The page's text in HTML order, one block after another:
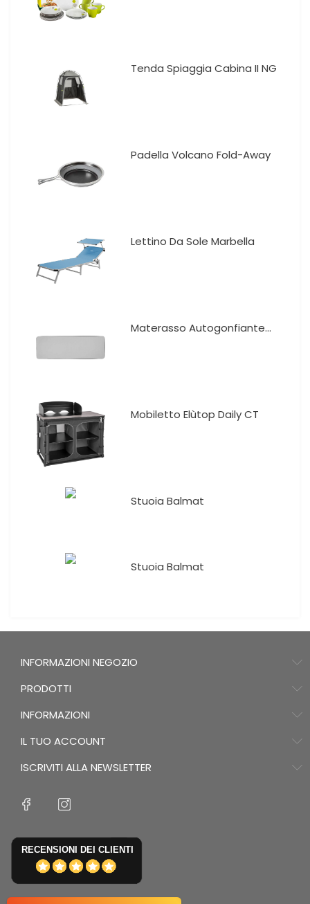
Tenda Spiaggia Cabina II NG
Padella Volcano Fold-Away
Lettino Da Sole Marbella
Materasso Autogonfiante...
Mobiletto Elùtop Daily CT
Stuoia Balmat
Stuoia Balmat
INFORMAZIONI NEGOZIO
PRODOTTI
INFORMAZIONI
IL TUO ACCOUNT
ISCRIVITI ALLA NEWSLETTER
RECENSIONI DEI CLIENTI